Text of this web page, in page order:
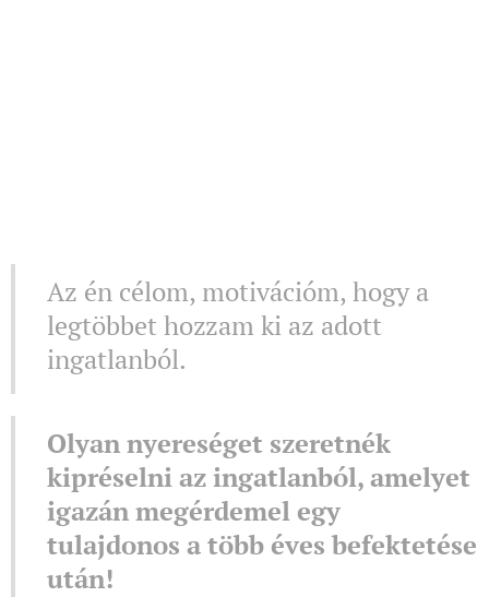
Az én célom, motivációm, hogy a
legtöbbet hozzam ki az adott
ingatlanból.
Olyan nyereséget szeretnék
kipréselni az ingatlanból, amelyet
igazán megérdemel egy
tulajdonos a több éves befektetése
után!